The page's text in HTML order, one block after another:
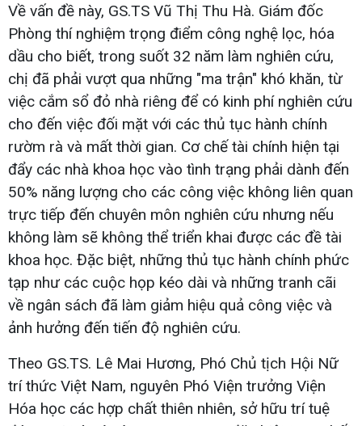
Về vấn đề này, GS.TS Vũ Thị Thu Hà. Giám đốc
Phòng thí nghiệm trọng điểm công nghệ lọc, hóa
dầu cho biết, trong suốt 32 năm làm nghiên cứu,
chị đã phải vượt qua những "ma trận" khó khăn, từ
việc cắm sổ đỏ nhà riêng để có kinh phí nghiên cứu
cho đến việc đối mặt với các thủ tục hành chính
rườm rà và mất thời gian. Cơ chế tài chính hiện tại
đẩy các nhà khoa học vào tình trạng phải dành đến
50% năng lượng cho các công việc không liên quan
trực tiếp đến chuyên môn nghiên cứu nhưng nếu
không làm sẽ không thể triển khai được các đề tài
khoa học. Đặc biệt, những thủ tục hành chính phức
tạp như các cuộc họp kéo dài và những tranh cãi
về ngân sách đã làm giảm hiệu quả công việc và
ảnh hưởng đến tiến độ nghiên cứu.
Theo GS.TS. Lê Mai Hương, Phó Chủ tịch Hội Nữ
trí thức Việt Nam, nguyên Phó Viện trưởng Viện
Hóa học các hợp chất thiên nhiên, sở hữu trí tuệ